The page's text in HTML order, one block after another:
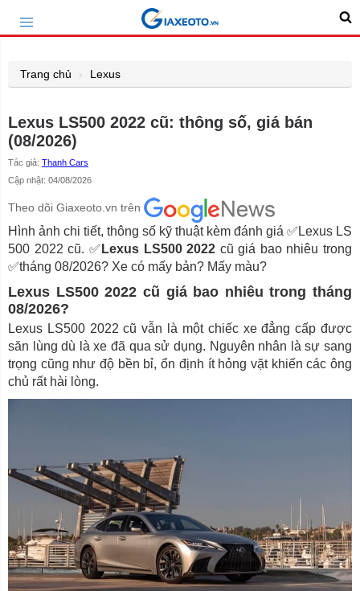
Trang chủ Lexus
Lexus LS500 2022 cũ: thông số, giá bán
(08/2026)
Tác giả: Thanh Cars
Cập nhật: 04/08/2026
Theo dõi Giaxeoto.vn trên
Hình ảnh chi tiết, thông số kỹ thuật kèm đánh giá ✅Lexus LS
500 2022 cũ. ✅ Lexus LS500 2022 cũ giá bao nhiêu trong
✅tháng 08/2026? Xe có mấy bản? Mấy màu?
Lexus LS500 2022 cũ giá bao nhiêu trong tháng
08/2026?
Lexus LS500 2022 cũ vẫn là một chiếc xe đẳng cấp được
săn lùng dù là xe đã qua sử dụng. Nguyên nhân là sự sang
trọng cũng như độ bền bỉ, ổn định ít hỏng vặt khiến các ông
chủ rất hài lòng.